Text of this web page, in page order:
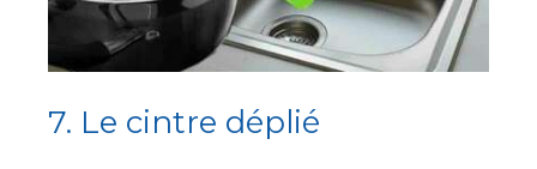
7. Le cintre déplié